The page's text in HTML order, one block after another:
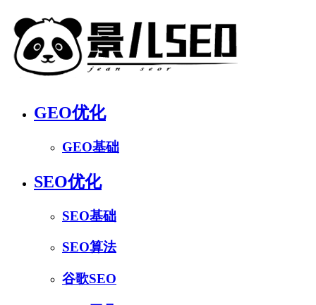
GEO优化
GEO基础
SEO优化
SEO基础
SEO算法
谷歌SEO